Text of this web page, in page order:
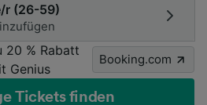
r (26-59)
20 % Rabatt
Genius
Booking.com
Tickets finden